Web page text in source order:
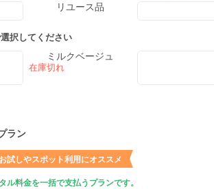
リユース品
択してください
ミルクベージュ
ラン
お試しやスポット利用にオススメ
ル料金を一括で支払うプランです。